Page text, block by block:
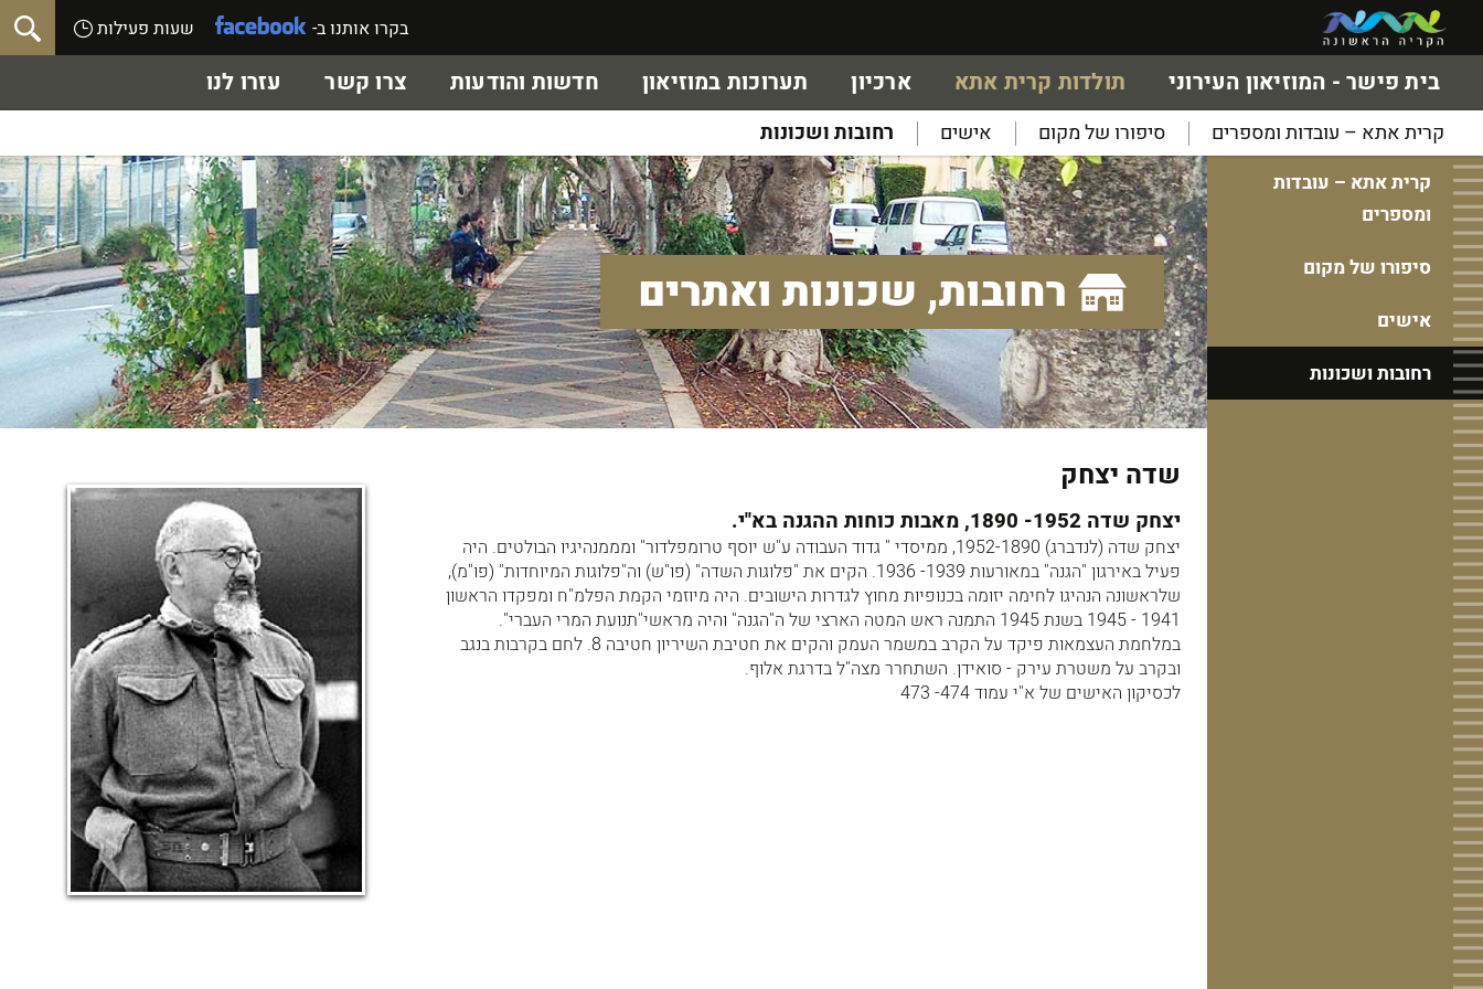
בקרו אותנו ב- שעות פעילות
בית פישר - המוזיאון העירוני תולדות קרית אתא
קרית אתא – עובדות ומספרים סיפורו של מקום אישים רחובות ושכונות
ארכיון תערוכות במוזיאון חדשות והודעות צרו קשר עזרו לנו
קרית אתא – עובדות
ומספרים
סיפורו של מקום
אישים
רחובות ושכונות
רחובות, שכונות ואתרים
שדה יצחק
יצחק שדה 1952- 1890, מאבות כוחות ההגנה בא"י.
יצחק שדה (לנדברג) 1952-1890, ממיסדי " גדוד העבודה ע"ש יוסף טרומפלדור" ומממנהיגיו הבולטים. היה
פעיל באירגון "הגנה" במאורעות 1939- 1936. הקים את "פלוגות השדה" (פו"ש) וה"פלוגות המיוחדות" (פו"מ),
שלראשונה הנהיגו לחימה יזומה בכנופיות מחוץ לגדרות הישובים. היה מיוזמי הקמת הפלמ"ח ומפקדו הראשון
1941 - 1945 בשנת 1945 התמנה ראש המטה הארצי של ה"הגנה" והיה מראשי"תנועת המרי העברי".
במלחמת העצמאות פיקד על הקרב במשמר העמק והקים את חטיבת השיריון חטיבה 8. לחם בקרבות בנגב
ובקרב על משטרת עירק - סואידן. השתחרר מצה"ל בדרגת אלוף.
לכסיקון האישים של א"י עמוד 474- 473